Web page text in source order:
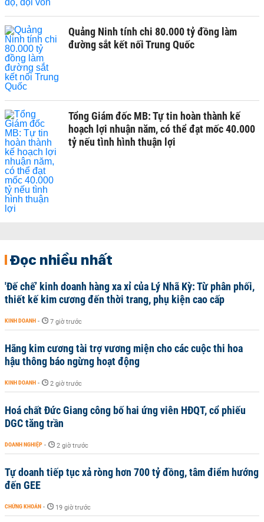
Quảng Ninh tính chi 80.000 tỷ đồng làm
đường sắt kết nối Trung Quốc
Tổng Giám đốc MB: Tự tin hoàn thành kế
hoạch lợi nhuận năm, có thể đạt mốc 40.000
tỷ nếu tình hình thuận lợi
Đọc nhiều nhất
'Đế chế’ kinh doanh hàng xa xỉ của Lý Nhã Kỳ: Từ phân phối,
thiết kế kim cương đến thời trang, phụ kiện cao cấp
KINH DOANH - 7 giờ trước
Hãng kim cương tài trợ vương miện cho các cuộc thi hoa
hậu thông báo ngừng hoạt động
KINH DOANH - 2 giờ trước
Hoá chất Đức Giang công bố hai ứng viên HĐQT, cổ phiếu
DGC tăng trần
DOANH NGHIỆP - 2 giờ trước
Tự doanh tiếp tục xả ròng hơn 700 tỷ đồng, tâm điểm hướng
đến GEE
CHỨNG KHOÁN - 19 giờ trước